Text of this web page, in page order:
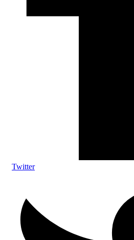
Twitter